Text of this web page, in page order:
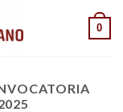
0